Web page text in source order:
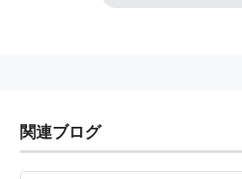
関連ブログ